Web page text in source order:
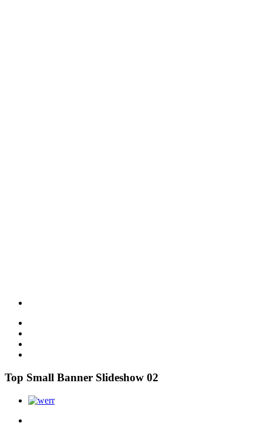
Top Small Banner Slideshow 02